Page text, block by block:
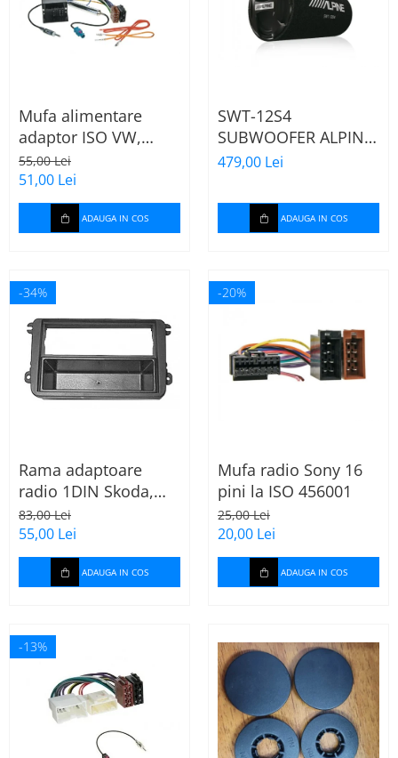
Mufa alimentare
adaptor ISO VW,
Seat, Audi cu
amplificator antena
55,00 Lei
51,00 Lei
ADAUGA IN COS
SWT-12S4
SUBWOOFER ALPINE
TUB DE 30CM (12"),
479,00 Lei
ADAUGA IN COS
-34%
Rama adaptoare
radio 1DIN Skoda,
VW, Seat (cu
buzunar) 40.145
83,00 Lei
55,00 Lei
ADAUGA IN COS
-20%
Mufa radio Sony 16
pini la ISO 456001
25,00 Lei
20,00 Lei
ADAUGA IN COS
-13%